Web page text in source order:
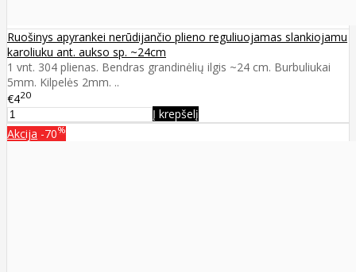
Ruošinys apyrankei nerūdijančio plieno reguliuojamas slankiojamu
karoliuku ant. aukso sp. ~24cm
1 vnt. 304 plienas. Bendras grandinėlių ilgis ~24 cm. Burbuliukai
5mm. Kilpelės 2mm. ..
€420
Į krepšelį
Akcija -70%